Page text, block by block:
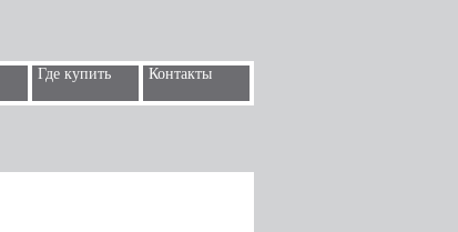
Где купить Контакты